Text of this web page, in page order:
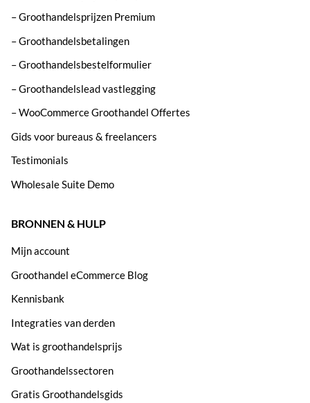
– Groothandelsprijzen Premium
– Groothandelsbetalingen
– Groothandelsbestelformulier
– Groothandelslead vastlegging
– WooCommerce Groothandel Offertes
Gids voor bureaus & freelancers
Testimonials
Wholesale Suite Demo
BRONNEN & HULP
Mijn account
Groothandel eCommerce Blog
Kennisbank
Integraties van derden
Wat is groothandelsprijs
Groothandelssectoren
Gratis Groothandelsgids